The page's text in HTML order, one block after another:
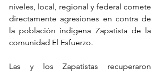
niveles, local, regional y federal comete
directamente agresiones en contra de
la población indígena Zapatista de la
comunidad El Esfuerzo.
Las y los Zapatistas recuperaron